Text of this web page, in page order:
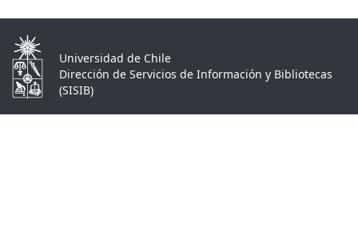
Universidad de Chile
Dirección de Servicios de Información y Bibliotecas
(SISIB)